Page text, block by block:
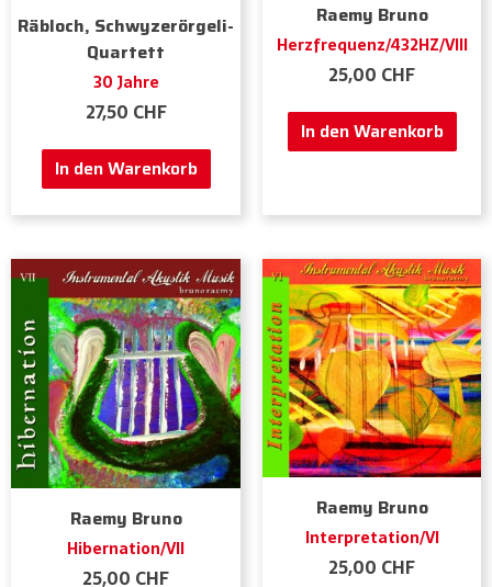
Räbloch, Schwyzerörgeli-
Quartett
30 Jahre
27,50 CHF
In den Warenkorb
Raemy Bruno
Herzfrequenz/432HZ/VIII
25,00 CHF
In den Warenkorb
Raemy Bruno
Hibernation/VII
25,00 CHF
Raemy Bruno
Interpretation/VI
25,00 CHF